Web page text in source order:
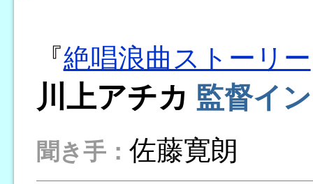
『絶唱浪曲ストーリー
川上アチカ 監督イ
聞き手： 佐藤寛朗